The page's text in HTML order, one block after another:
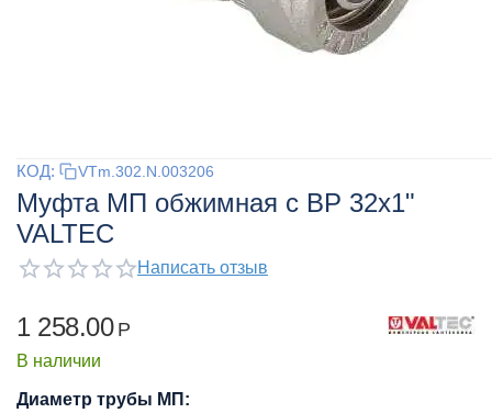
КОД: VTm.302.N.003206
Муфта МП обжимная с ВР 32x1"
VALTEC
Написать отзыв
1 258.00 Р
В наличии
Диаметр трубы МП: